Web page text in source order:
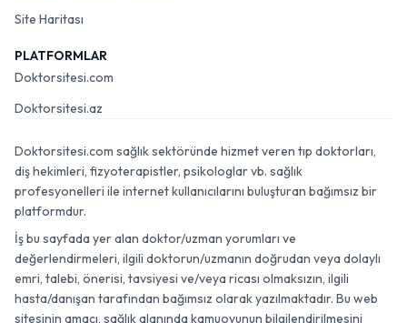
Site Haritası
PLATFORMLAR
Doktorsitesi.com
Doktorsitesi.az
Doktorsitesi.com sağlık sektöründe hizmet veren tıp doktorları,
diş hekimleri, fizyoterapistler, psikologlar vb. sağlık
profesyonelleri ile internet kullanıcılarını buluşturan bağımsız bir
platformdur.
İş bu sayfada yer alan doktor/uzman yorumları ve
değerlendirmeleri, ilgili doktorun/uzmanın doğrudan veya dolaylı
emri, talebi, önerisi, tavsiyesi ve/veya ricası olmaksızın, ilgili
hasta/danışan tarafından bağımsız olarak yazılmaktadır. Bu web
sitesinin amacı, sağlık alanında kamuoyunun bilgilendirilmesini